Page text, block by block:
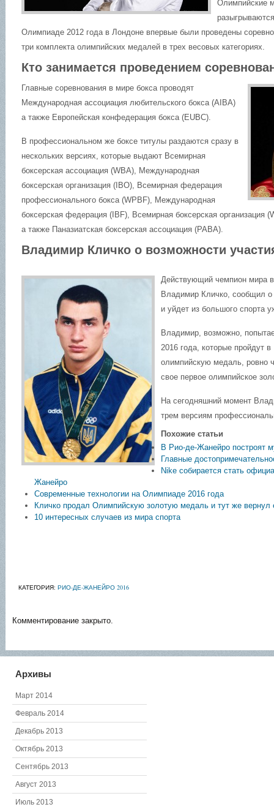
Олимпийские
Олимпиаде 2012 года в Лондоне впервые были проведены
три комплекта олимпийских медалей в трех весовых категориях.
Кто занимается проведением
Главные соревнования в мире бокса проводят
Международная ассоциация любительского бокса (AIBA)
а также Европейская конфедерация бокса (EUBC).
В профессиональном же боксе титулы раздаются сразу в
нескольких версиях, которые выдают Всемирная
боксерская ассоциация (WBA), Международная
боксерская организация (IBO), Всемирная федерация
профессионального бокса (WPBF), Международная
боксерская федерация (IBF), Всемирная боксерская организация
а также Паназиатская боксерская ассоциация (РАВА).
Владимир Кличко о возможности
Действующий чемпион мира
Владимир Кличко, сообщил о
и уйдет из большого спорта
Владимир, возможно,
2016 года, которые пройдут
олимпийскую медаль, ровно
свое первое олимпийское
На сегодняшний момент
трем версиям
Похожие статьи
В Рио-де-Жанейро построят
Главные
Nike собирается стать
Жанейро
Современные технологии на Олимпиаде 2016 года
Кличко продал Олимпийскую золотую медаль и тут же вернул
10 интересных случаев из мира спорта
КАТЕГОРИЯ: РИО-ДЕ-ЖАНЕЙРО 2016
Комментирование закрыто.
Архивы
Март 2014
Февраль 2014
Декабрь 2013
Октябрь 2013
Сентябрь 2013
Август 2013
Июль 2013